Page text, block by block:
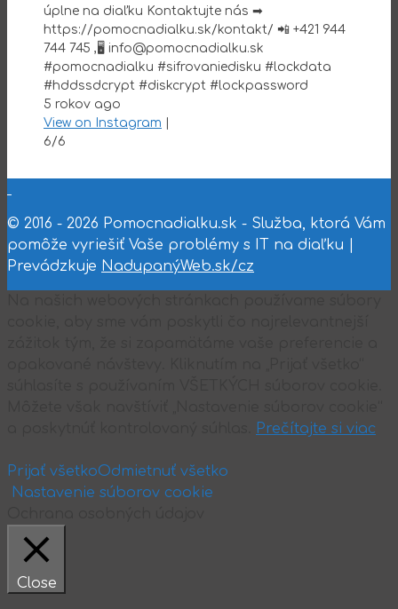
úplne na diaľku Kontaktujte nás ➡
https://pomocnadialku.sk/kontakt/ 📲 +421 944
744 745 ,🖥 info@pomocnadialku.sk
#pomocnadialku #sifrovaniedisku #lockdata
#hddssdcrypt #diskcrypt #lockpassword
5 rokov ago
View on Instagram |
6/6
© 2016 - 2026 Pomocnadialku.sk - Služba, ktorá Vám
pomôže vyriešiť Vaše problémy s IT na diaľku |
Prevádzkuje NadupanýWeb.sk/cz
Prečítajte si viac
Prijať všetkoOdmietnuť všetko
Nastavenie súborov cookie
Close